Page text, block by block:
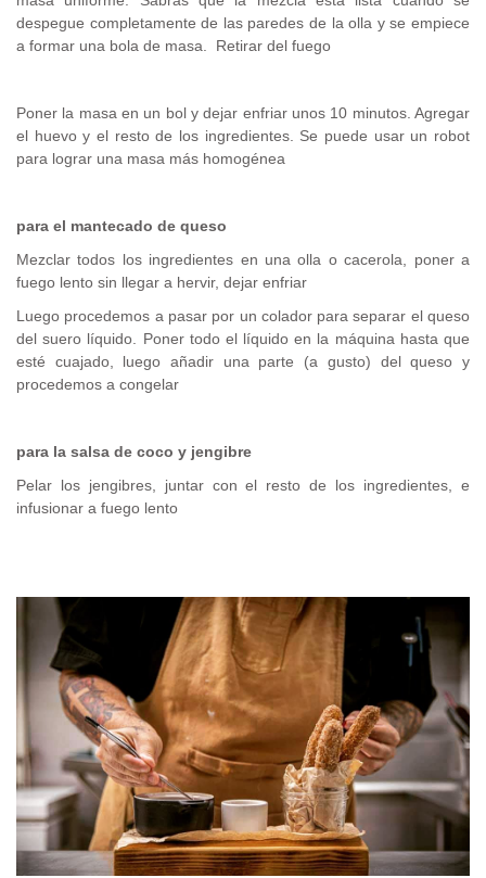
despegue completamente de las paredes de la olla y se empiece
a formar una bola de masa. Retirar del fuego
Poner la masa en un bol y dejar enfriar unos 10 minutos. Agregar
el huevo y el resto de los ingredientes. Se puede usar un robot
para lograr una masa más homogénea
para el mantecado de queso
Mezclar todos los ingredientes en una olla o cacerola, poner a
fuego lento sin llegar a hervir, dejar enfriar
Luego procedemos a pasar por un colador para separar el queso
del suero líquido. Poner todo el líquido en la máquina hasta que
esté cuajado, luego añadir una parte (a gusto) del queso y
procedemos a congelar
para la salsa de coco y jengibre
Pelar los jengibres, juntar con el resto de los ingredientes, e
infusionar a fuego lento